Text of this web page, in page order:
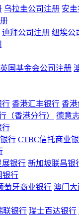
乌拉圭公司注册 安
迪拜公司注册 纽埃公
英国基金会公司注册
行 香港汇丰银行 香
（香港分行） 德意
行
行 CTBC信托商业
展银行 新加坡联昌银
银行
萄牙商业银行 澳门
联银行 瑞士百达银行